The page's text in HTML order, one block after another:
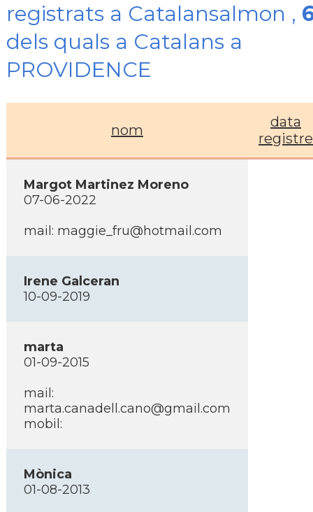
registrats a Catalansalmon ,
dels quals a Catalans a
PROVIDENCE
nom
data
registre
Margot Martinez Moreno
07-06-2022
mail: maggie_fru@hotmail.com
Irene Galceran
10-09-2019
marta
01-09-2015
mail:
marta.canadell.cano@gmail.com
mobil:
Mònica
01-08-2013